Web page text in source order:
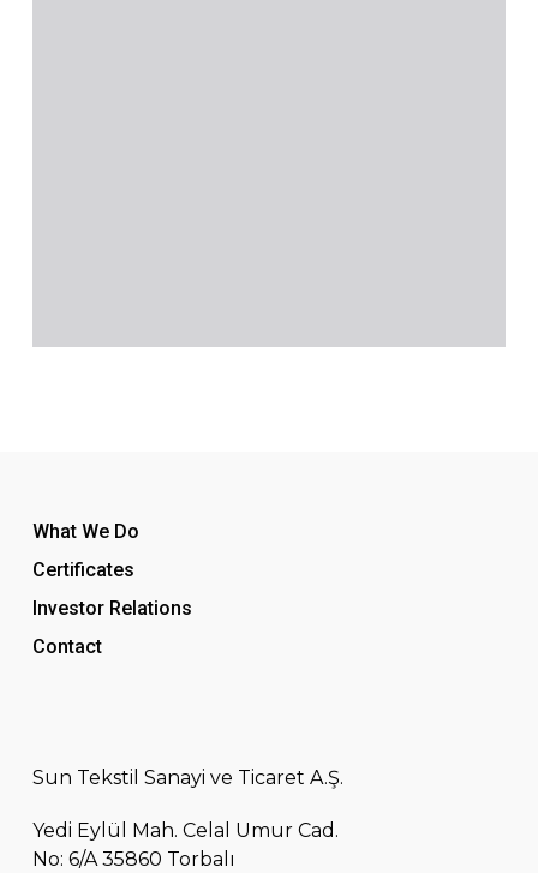
What We Do
Certificates
Investor Relations
Contact
Sun Tekstil Sanayi ve Ticaret A.Ş.
Yedi Eylül Mah. Celal Umur Cad.
No: 6/A 35860 Torbalı